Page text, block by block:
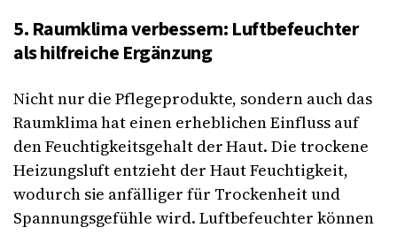
5. Raumklima verbessern: Luftbefeuchter
als hilfreiche Ergänzung
Nicht nur die Pflegeprodukte, sondern auch das
Raumklima hat einen erheblichen Einfluss auf
den Feuchtigkeitsgehalt der Haut. Die trockene
Heizungsluft entzieht der Haut Feuchtigkeit,
wodurch sie anfälliger für Trockenheit und
Spannungsgefühle wird. Luftbefeuchter können